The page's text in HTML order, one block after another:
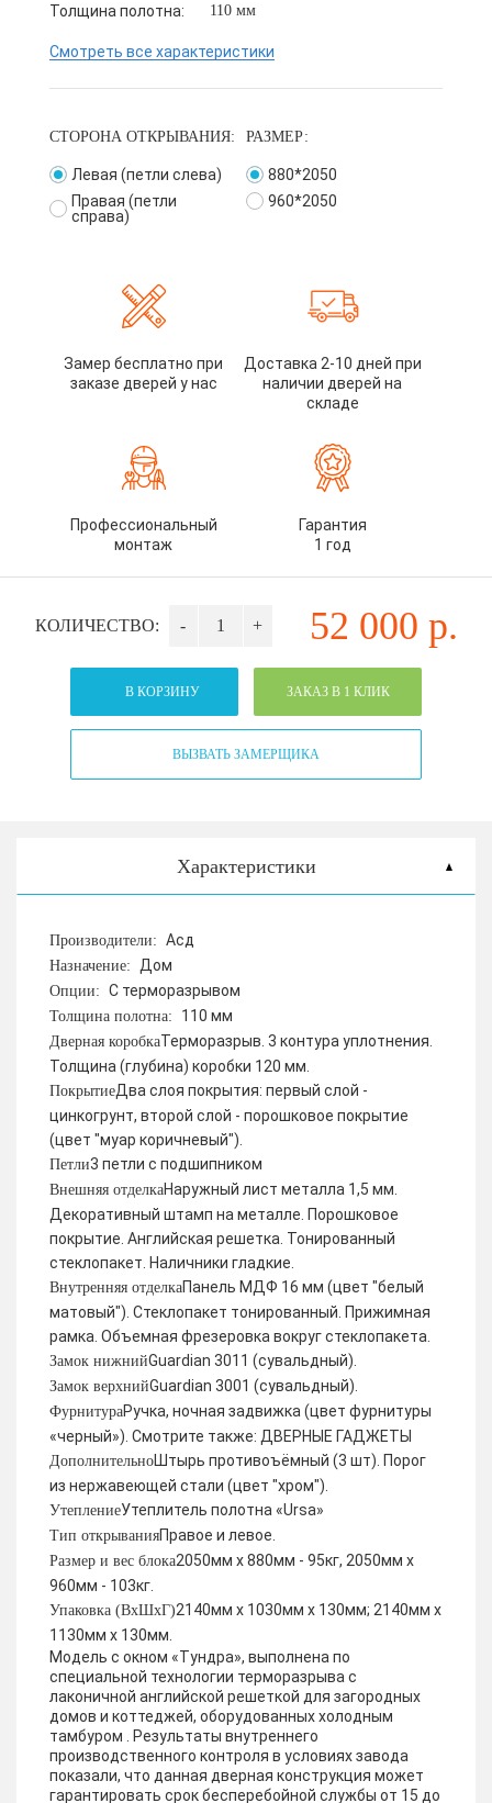
Толщина полотна: 110 мм
Смотреть все характеристики
СТОРОНА ОТКРЫВАНИЯ:
Левая (петли слева)
Правая (петли
справа)
РАЗМЕР:
880*2050
960*2050
Замер бесплатно при
заказе дверей у нас
Доставка 2-10 дней при
наличии дверей на
складе
Профессиональный
монтаж
Гарантия
1 год
КОЛИЧЕСТВО: - + 52 000 р.
В КОРЗИНУ ЗАКАЗ В 1 КЛИК
ВЫЗВАТЬ ЗАМЕРЩИКА
Характеристики
Производители: Асд
Назначение: Дом
Опции: С терморазрывом
Толщина полотна: 110 мм
Дверная коробкаТерморазрыв. 3 контура уплотнения.
Толщина (глубина) коробки 120 мм.
ПокрытиеДва слоя покрытия: первый слой -
цинкогрунт, второй слой - порошковое покрытие
(цвет "муар коричневый").
Петли3 петли с подшипником
Внешняя отделкаНаружный лист металла 1,5 мм.
Декоративный штамп на металле. Порошковое
покрытие. Английская решетка. Тонированный
стеклопакет. Наличники гладкие.
Внутренняя отделкаПанель МДФ 16 мм (цвет "белый
матовый"). Стеклопакет тонированный. Прижимная
рамка. Объемная фрезеровка вокруг стеклопакета.
Замок нижнийGuardian 3011 (сувальдный).
Замок верхнийGuardian 3001 (сувальдный).
ФурнитураРучка, ночная задвижка (цвет фурнитуры
«черный»). Смотрите также: ДВЕРНЫЕ ГАДЖЕТЫ
ДополнительноШтырь противоъёмный (3 шт). Порог
из нержавеющей стали (цвет "хром").
УтеплениеУтеплитель полотна «Ursa»
Тип открыванияПравое и левое.
Размер и вес блока2050мм х 880мм - 95кг, 2050мм х
960мм - 103кг.
Упаковка (ВхШхГ)2140мм х 1030мм х 130мм; 2140мм х
1130мм х 130мм.
Модель с окном «Тундра», выполнена по
специальной технологии терморазрыва с
лаконичной английской решеткой для загородных
домов и коттеджей, оборудованных холодным
тамбуром . Результаты внутреннего
производственного контроля в условиях завода
показали, что данная дверная конструкция может
гарантировать срок бесперебойной службы от 15 до